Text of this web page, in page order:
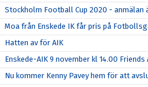
Stockholm Football Cup 2020 - anmälan
Moa från Enskede IK får pris på
Hatten av för AIK
Enskede-AIK 9 november kl 14.00 Friends
Nu kommer Kenny Pavey hem för att